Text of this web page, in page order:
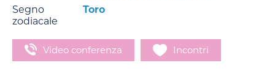
Segno
zodiacale
Toro
Video conferenza Incontri